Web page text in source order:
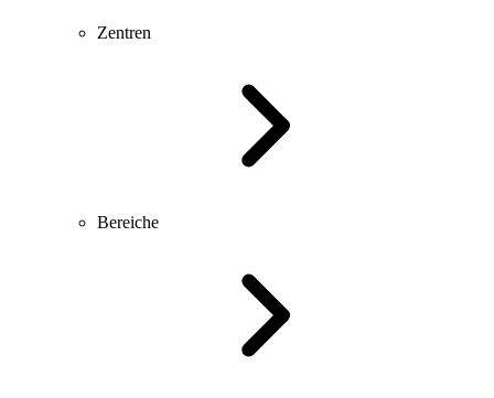
Zentren
Bereiche